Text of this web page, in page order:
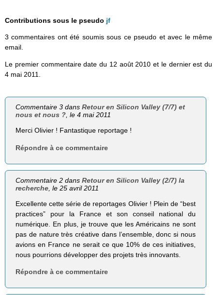
Contributions sous le pseudo jf
3 commentaires ont été soumis sous ce pseudo et avec le même
email.
Le premier commentaire date du 12 août 2010 et le dernier est du
4 mai 2011.
Commentaire 3 dansRetour en Silicon Valley (7/7) et
nous et nous ?, le 4 mai 2011
Merci Olivier ! Fantastique reportage !
Répondre à ce commentaire
Commentaire 2 dansRetour en Silicon Valley (2/7) la
recherche , le 25 avril 2011
Excellente cette série de reportages Olivier ! Plein de “best
practices” pour la France et son conseil national du
numérique. En plus, je trouve que les Américains ne sont
pas de nature très créative dans l’ensemble, donc si nous
avions en France ne serait ce que 10% de ces initiatives,
nous pourrions développer des projets très innovants.
Répondre à ce commentaire